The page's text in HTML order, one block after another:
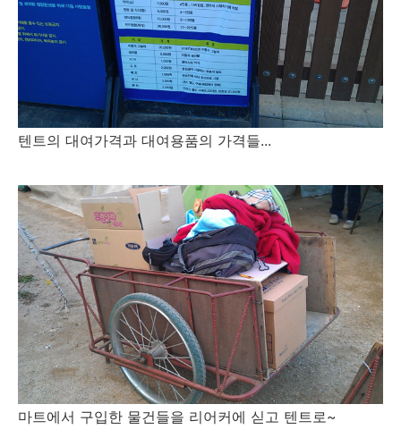
텐트의 대여가격과 대여용품의 가격들...
마트에서 구입한 물건들을 리어커에 싣고 텐트로~